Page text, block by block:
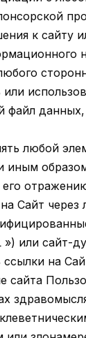
к сайту
файл
любой
иным
его
Сайт через
») или сайт-
на
сайта